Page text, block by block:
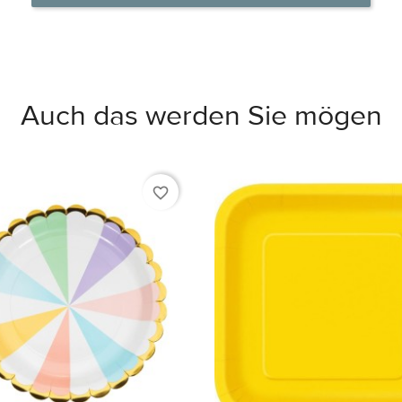
Auch das werden Sie mögen
favorite_border